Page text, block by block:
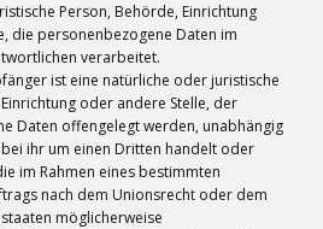
Person, Behörde, Einrichtung
die personenbezogene Daten im
verarbeitet.
ist eine natürliche oder juristische
oder andere Stelle, der
Daten offengelegt werden, unabhängig
ihr um einen Dritten handelt oder
im Rahmen eines bestimmten
nach dem Unionsrecht oder dem
möglicherweise